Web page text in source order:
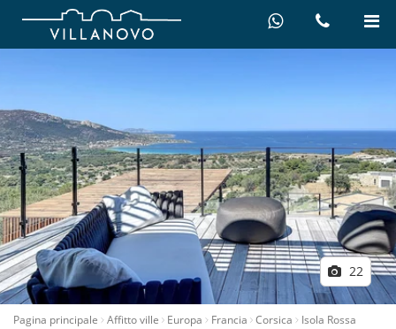
22
Pagina principale Affitto ville Europa Francia Corsica Isola Rossa